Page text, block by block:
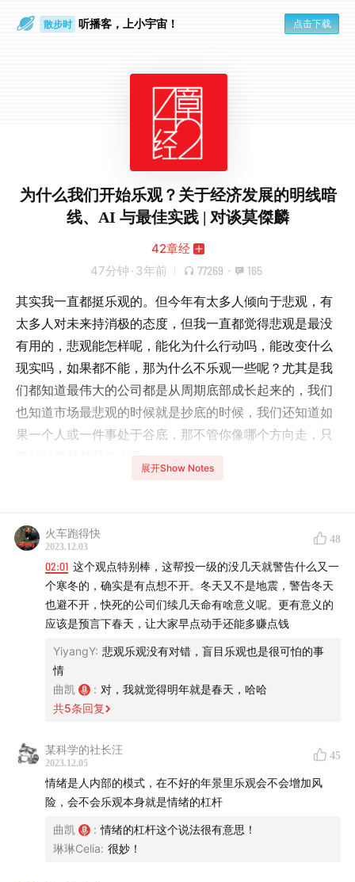
通勤路上 听播客，上小宇宙！ 点击下载
为什么我们开始乐观？关于经济发展的明线暗
线、AI 与最佳实践 | 对谈莫傑麟
42章经
47分钟 · 3年前 77269 · 165
其实我一直都挺乐观的。但今年有太多人倾向于悲观，有
太多人对未来持消极的态度，但我一直都觉得悲观是最没
有用的，悲观能怎样呢，能化为什么行动吗，能改变什么
现实吗，如果都不能，那为什么不乐观一些呢？尤其是我
们都知道最伟大的公司都是从周期底部成长起来的，我们
也知道市场最悲观的时候就是抄底的时候，我们还知道如
果一个人或一件事处于谷底，那不管你像哪个方向走，只
得有理有据才行，所以这期我们就请到了我身边这个同样
乐观的好朋友，而且他的乐观是基于他多年对全球一二级
市场和各种资产的实际观察分析和交易经验得来的，何况
他还提到了他们当下确实在为乐观而付出体力或金钱上的
行动。
在这期播客中，我们聊到了现在市场到底在发生什么，什
么变了、什么没变，为什么大家其实不是悲观而是消极，
为什么我们认为目前市场处于底部，我们是如何用库存、
AI 这件事为什么会是未来一个重要的方向和希望。
正如这期播客结尾所说，我真心觉得年轻人没有悲观的本
和朋友聊起来，也可以和他说，你看我们应该更乐观一些
的，不信？你可以去听一下42章经的那期播客……
展开Show Notes
火车跑得快
2023.12.03
48
02:01
个寒冬的，确实是有点想不开。冬天又不是地震，警告冬天
也避不开，快死的公司们续几天命有啥意义呢。更有意义的
应该是预言下春天，让大家早点动手还能多赚点钱
YiyangY: 悲观乐观没有对错，盲目乐观也是很可怕的事
情
曲凯
: 对，我就觉得明年就是春天，哈哈
共5条回复
某科学的社长汪
2023.12.05
45
情绪是人内部的模式，在不好的年景里乐观会不会增加风
险，会不会乐观本身就是情绪的杠杆
曲凯 : 情绪的杠杆这个说法很有意思！
琳琳Celia: 很妙！